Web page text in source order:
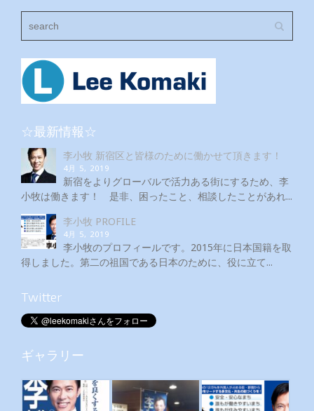
☆最新情報☆
李小牧 新宿区と皆様のために働かせて頂きます！
4月 5, 2019
新宿をよりグローバルで活力ある街にするため、李
小牧は働きます！ 是非、困ったこと、相談したことがあれ...
李小牧 PROFILE
4月 5, 2019
李小牧のプロフィールです。2015年に日本国籍を取
得しました。第二の祖国である日本のために、役に立て...
Twitter
ギャラリー